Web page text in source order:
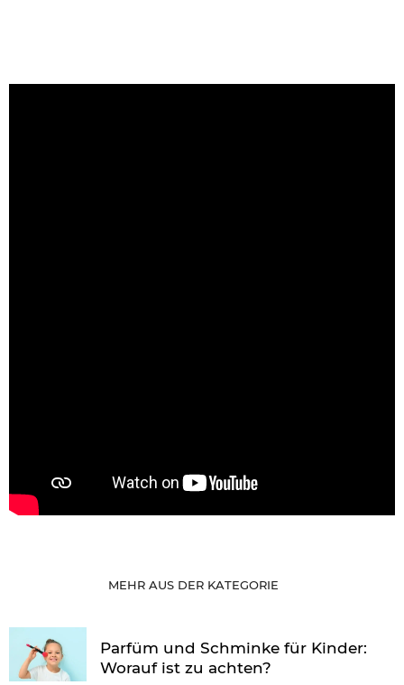
MEHR AUS DER KATEGORIE
Parfüm und Schminke für Kinder:
Worauf ist zu achten?